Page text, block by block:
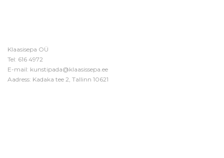
Klaasisepa OÜ
Tel: 616 4972
E-mail: kunstipada@klaasissepa.ee
Aadress: Kadaka tee 2, Tallinn 10621